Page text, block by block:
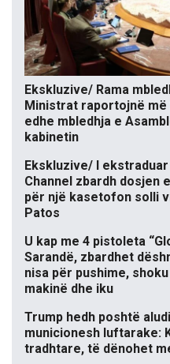
Ekskluzive/ Rama
Ministrat raportojnë më
edhe mbledhja e
kabinetin
Ekskluzive/ I
Channel zbardh dosjen
për një kasetofon solli
Patos
U kap me 4 pistoleta
Sarandë, zbardhet
nisa për pushime,
makinë dhe iku
Trump hedh poshtë
municionesh luftarake:
tradhtare, të dënohet